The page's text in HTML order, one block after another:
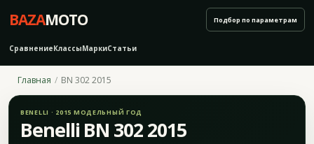
BAZAMOTO
СравнениеКлассыМаркиСтатьи
Подбор по параметрам
Главная BN 302 2015
BENELLI · 2015 МОДЕЛЬНЫЙ ГОД
Benelli BN 302 2015